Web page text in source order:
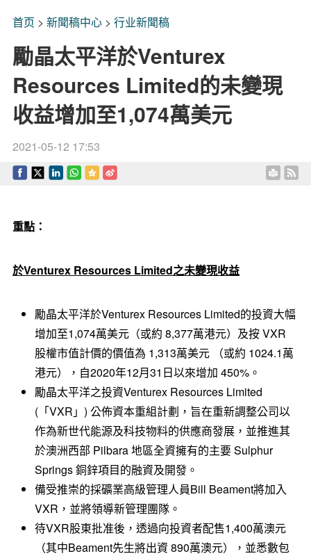
首页 > 新聞稿中心> 行业新聞稿
勵晶太平洋於Venturex
Resources Limited的未變現
收益增加至1,074萬美元
2021-05-12 17:53
重點：
於Venturex Resources Limited之未變現收益
勵晶太平洋於Venturex Resources Limited的投資大幅
增加至1,074萬美元（或約 8,377萬港元）及按 VXR
股權市值計價的價值為 1,313萬美元 （或約 1024.1萬
港元），自2020年12月31日以來增加 450%。
勵晶太平洋之投資Venturex Resources Limited
(「VXR」) 公佈資本重組計劃，旨在重新調整公司以
作為新世代能源及科技物料的供應商發展，並推進其
於澳洲西部 Pilbara 地區全資擁有的主要 Sulphur
Springs 銅鋅項目的融資及開發。
備受推崇的採礦業高級管理人員Bill Beament將加入
VXR，並將領導新管理團隊。
待VXR股東批准後，透過向投資者配售1,400萬澳元
（其中Beament先生將出資 890萬澳元），並悉數包